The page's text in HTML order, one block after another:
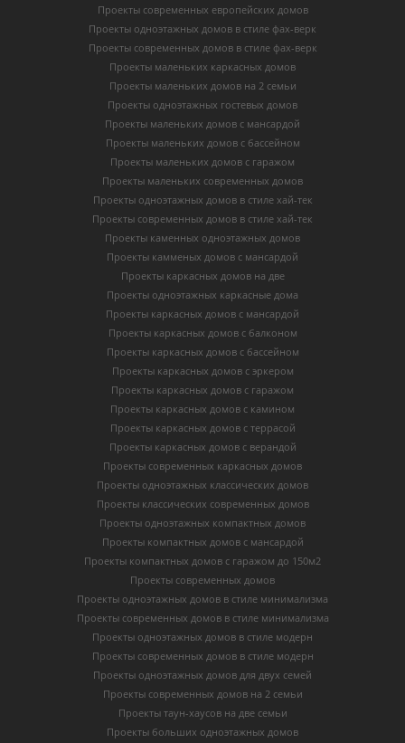
Проекты современных европейских домов
Проекты одноэтажных домов в стиле фах-верк
Проекты современных домов в стиле фах-верк
Проекты маленьких каркасных домов
Проекты маленьких домов на 2 семьи
Проекты одноэтажных гостевых домов
Проекты маленьких домов с мансардой
Проекты маленьких домов с бассейном
Проекты маленьких домов с гаражом
Проекты маленьких современных домов
Проекты одноэтажных домов в стиле хай-тек
Проекты современных домов в стиле хай-тек
Проекты каменных одноэтажных домов
Проекты камменых домов с мансардой
Проекты каркасных домов на две
Проекты одноэтажных каркасные дома
Проекты каркасных домов с мансардой
Проекты каркасных домов с балконом
Проекты каркасных домов с бассейном
Проекты каркасных домов с эркером
Проекты каркасных домов с гаражом
Проекты каркасных домов с камином
Проекты каркасных домов с террасой
Проекты каркасных домов с верандой
Проекты современных каркасных домов
Проекты одноэтажных классических домов
Проекты классических современных домов
Проекты одноэтажных компактных домов
Проекты компактных домов с мансардой
Проекты компактных домов с гаражом до 150м2
Проекты современных домов
Проекты одноэтажных домов в стиле минимализма
Проекты современных домов в стиле минимализма
Проекты одноэтажных домов в стиле модерн
Проекты современных домов в стиле модерн
Проекты одноэтажных домов для двух семей
Проекты современных домов на 2 семьи
Проекты таун-хаусов на две семьи
Проекты больших одноэтажных домов